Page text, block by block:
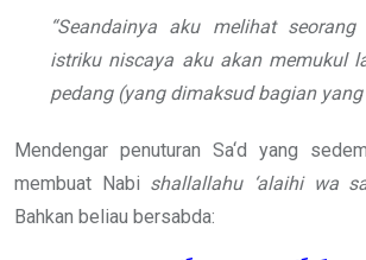
“Seandainya aku melihat
istriku niscaya aku akan memukul
pedang (yang dimaksud bagian
Mendengar penuturan Sa‘d yang
membuat Nabi shallallahu ‘alaihi wa
Bahkan beliau bersabda: